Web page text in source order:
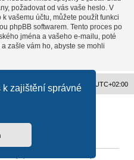
k zajištění správné
požadovat od vás vaše heslo. V
vašemu účtu, můžete použít funkci
phpBB softwarem. Tento proces po
jména a vašeho e-mailu, poté
zašle vám ho, abyste se mohli
Všechny časy jsou v UTC+02:00
Software © phpBB Limited
Podmínky pro užívání